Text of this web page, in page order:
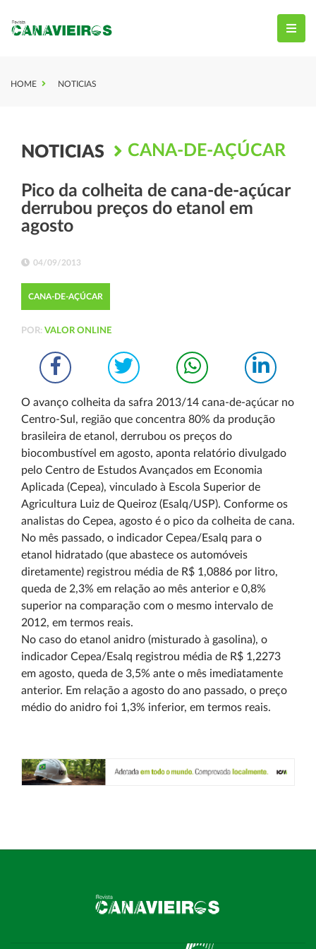
HOME NOTICIAS
NOTICIAS CANA-DE-AÇÚCAR
Pico da colheita de cana-de-açúcar
derrubou preços do etanol em
agosto
04/09/2013
CANA-DE-AÇÚCAR
POR: VALOR ONLINE
O avanço colheita da safra 2013/14 cana-de-açúcar no
Centro-Sul, região que concentra 80% da produção
brasileira de etanol, derrubou os preços do
biocombustível em agosto, aponta relatório divulgado
pelo Centro de Estudos Avançados em Economia
Aplicada (Cepea), vinculado à Escola Superior de
Agricultura Luiz de Queiroz (Esalq/USP). Conforme os
analistas do Cepea, agosto é o pico da colheita de cana.
No mês passado, o indicador Cepea/Esalq para o
etanol hidratado (que abastece os automóveis
diretamente) registrou média de R$ 1,0886 por litro,
queda de 2,3% em relação ao mês anterior e 0,8%
superior na comparação com o mesmo intervalo de
2012, em termos reais.
No caso do etanol anidro (misturado à gasolina), o
indicador Cepea/Esalq registrou média de R$ 1,2273
em agosto, queda de 3,5% ante o mês imediatamente
anterior. Em relação a agosto do ano passado, o preço
médio do anidro foi 1,3% inferior, em termos reais.